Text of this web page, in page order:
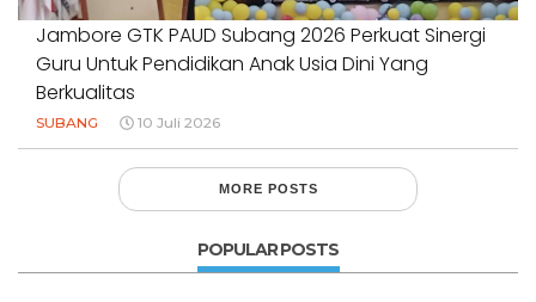
Jambore GTK PAUD Subang 2026 Perkuat Sinergi
Guru Untuk Pendidikan Anak Usia Dini Yang
Berkualitas
SUBANG 10 Juli 2026
MORE POSTS
POPULAR POSTS